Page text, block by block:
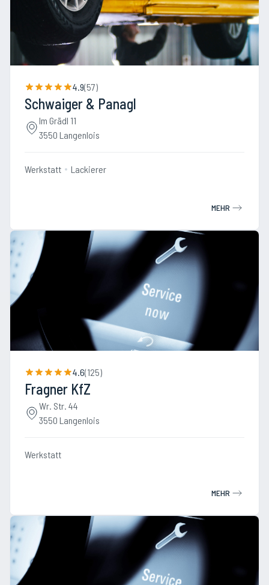
4.9(57)
Schwaiger & Panagl
Im Grädl 11
3550 Langenlois
Werkstatt Lackierer
MEHR
4.6(125)
Fragner KfZ
Wr. Str. 44
3550 Langenlois
Werkstatt
MEHR